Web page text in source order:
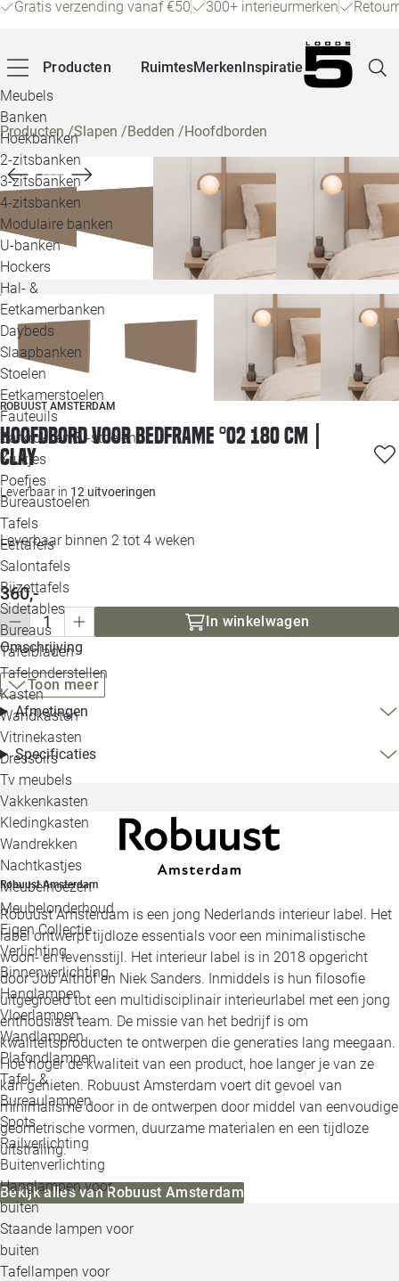
Gratis verzending vanaf €50 300+ interieurmerken
Producten
Meubels
Banken
Hoekbanken
2-zitsbanken
3-zitsbanken
4-zitsbanken
Modulaire banken
U-banken
Hockers
Hal- &
Eetkamerbanken
Daybeds
Slaapbanken
Stoelen
Eetkamerstoelen
Fauteuils
Barkrukken & -stoelen
Krukjes
Poefjes
Bureaustoelen
Tafels
Eettafels
Salontafels
Bijzettafels
Sidetables
Bureaus
Tafelbladen
Tafelonderstellen
Kasten
Wandkasten
Vitrinekasten
Dressoirs
Tv meubels
Vakkenkasten
Kledingkasten
Wandrekken
Nachtkastjes
Meubelhoezen
Meubelonderhoud
Eigen Collectie
Verlichting
Binnenverlichting
Hanglampen
Vloerlampen
Wandlampen
Plafondlampen
Tafel- &
Bureaulampen
Spots
Railverlichting
Buitenverlichting
Hanglampen voor
buiten
Staande lampen voor
buiten
Tafellampen voor
RuimtesMerkenInspiratie
Producten/Slapen /Bedden /Hoofdborden
ROBUUST AMSTERDAM
Hoofdbord voor bedframe °02 180 cm |
Clay
Leverbaar in 12 uitvoeringen
Leverbaar binnen 2 tot 4 weken
360,-
In winkelwagen
Omschrijving
Toon meer
Afmetingen
Specificaties
Robuust Amsterdam
Robuust Amsterdam is een jong Nederlands interieur label. Het
label ontwerpt tijdloze essentials voor een minimalistische
woon- en levensstijl. Het interieur label is in 2018 opgericht
door Job Althof en Niek Sanders. Inmiddels is hun filosofie
uitgegroeid tot een multidisciplinair interieurlabel met een jong
enthousiast team. De missie van het bedrijf is om
kwaliteitsproducten te ontwerpen die generaties lang meegaan.
Hoe hoger de kwaliteit van een product, hoe langer je van ze
kan genieten. Robuust Amsterdam voert dit gevoel van
minimalisme door in de ontwerpen door middel van eenvoudige
geometrische vormen, duurzame materialen en een tijdloze
uitstraling.
Bekijk alles van Robuust Amsterdam